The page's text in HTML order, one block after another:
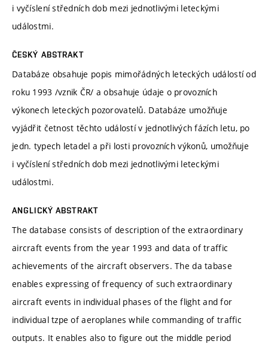
i vyčíslení středních dob mezi jednotlivými leteckými
událostmi.
ČESKÝ ABSTRAKT
Databáze obsahuje popis mimořádných leteckých událostí od
roku 1993 /vznik ČR/ a obsahuje údaje o provozních
výkonech leteckých pozorovatelů. Databáze umožňuje
vyjádřit četnost těchto událostí v jednotlivých fázích letu, po
jedn. typech letadel a při losti provozních výkonů, umožňuje
i vyčíslení středních dob mezi jednotlivými leteckými
událostmi.
ANGLICKÝ ABSTRAKT
The database consists of description of the extraordinary
aircraft events from the year 1993 and data of traffic
achievements of the aircraft observers. The da tabase
enables expressing of frequency of such extraordinary
aircraft events in individual phases of the flight and for
individual tzpe of aeroplanes while commanding of traffic
outputs. It enables also to figure out the middle period